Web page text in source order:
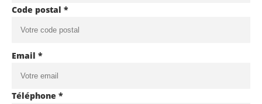
Code postal *
Email *
Téléphone *